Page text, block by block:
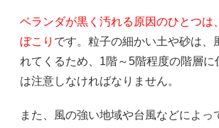
ベランダが黒く汚れる原因のひとつは
ぼこり です。粒子の細かい土や砂は、
れてくるため、1階～5階程度の階層に
は注意しなければなりません。
また、風の強い地域や台風などによっ